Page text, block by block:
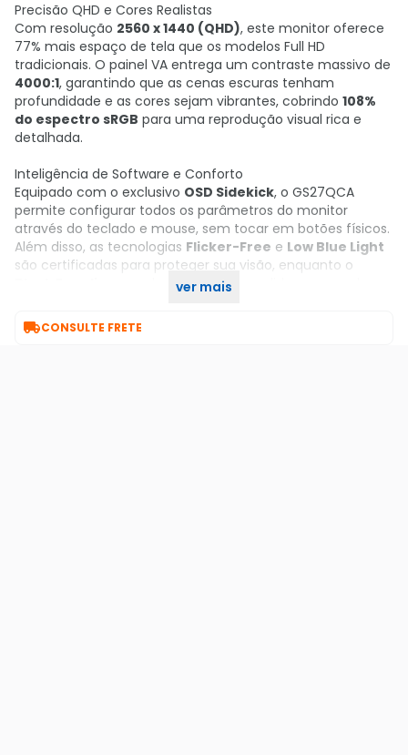
Precisão QHD e Cores Realistas
Com resolução 2560 x 1440 (QHD), este monitor oferece
77% mais espaço de tela que os modelos Full HD
tradicionais. O painel VA entrega um contraste massivo de
4000:1, garantindo que as cenas escuras tenham
profundidade e as cores sejam vibrantes, cobrindo 108%
do espectro sRGB para uma reprodução visual rica e
detalhada.
Inteligência de Software e Conforto
Equipado com o exclusivo OSD Sidekick, o GS27QCA
permite configurar todos os parâmetros do monitor
através do teclado e mouse, sem tocar em botões físicos.
Além disso, as tecnologias Flicker-Free e Low Blue Light
são certificadas para proteger sua visão, enquanto o
revela detalhes escondidos nas sombras
ver mais
CONSULTE FRETE